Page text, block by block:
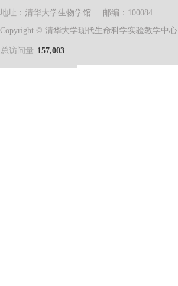
地址：清华大学生物学馆 邮编：100084
Copyright © 清华大学现代生命科学实验教学中心
157,003
总访问量